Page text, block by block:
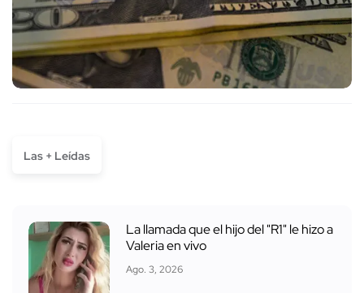
Las + Leídas
La llamada que el hijo del "R1" le hizo a
Valeria en vivo
Ago. 3, 2026